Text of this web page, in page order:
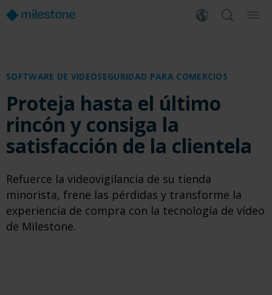
SOFTWARE DE VIDEOSEGURIDAD PARA COMERCIOS
Proteja hasta el último
rincón y consiga la
satisfacción de la clientela
Refuerce la videovigilancia de su tienda
minorista, frene las pérdidas y transforme la
experiencia de compra con la tecnología de vídeo
de Milestone.